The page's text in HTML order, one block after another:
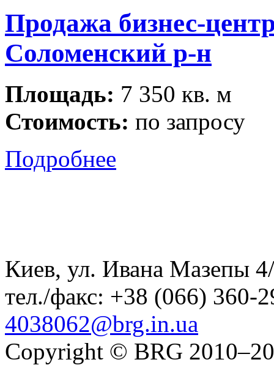
Продажа бизнес-
Соломенский р-н
Площадь: 7 350 кв. м
Стоимость: по запросу
Подробнее
Киев, ул. Ивана Мазепы
тел./факс: +38 (066) 360-
4038062@brg.in.ua
Copyright © BRG